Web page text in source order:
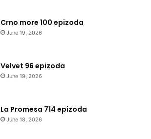
Crno more 100 epizoda
June 19, 2026
Velvet 96 epizoda
June 19, 2026
La Promesa 714 epizoda
June 18, 2026